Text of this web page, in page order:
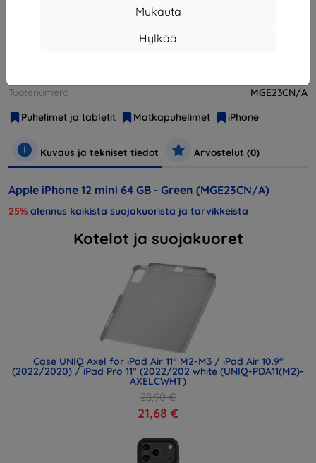
Mukauta
Hylkää
Tuotenumero
MGE23CN/A
Puhelimet ja tabletit
Matkapuhelimet iPhone
Kuvaus ja tekniset tiedot Arvostelut (0)
Apple iPhone 12 mini 64 GB - Green (MGE23CN/A)
25% alennus kaikista suojakuorista ja tarvikkeista
Kotelot ja suojakuoret
Case UNIQ Axel for iPad Air 11" M2-M3 / iPad Air 10.9"
(2022/2020) / iPad Pro 11" (2022/202 white (UNIQ-PDA11(M2)-
AXELCWHT)
28,90 €
21,68 €